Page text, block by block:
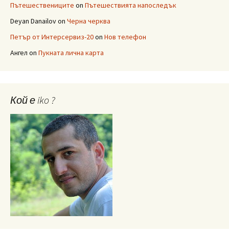
Пътешествениците on Пътешествията напоследък
Deyan Danailovon Черна черква
Петър от Интерсервиз-20on Нов телефон
Ангел on Пукната лична карта
Кой е iko ?